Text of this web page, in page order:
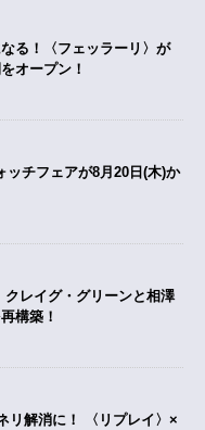
る！〈フェッラーリ〉が
オープン！
ッチフェアが8月20日(木)か
クレイグ・グリーンと相澤
構築！
リ解消に！ 〈リプレイ〉×